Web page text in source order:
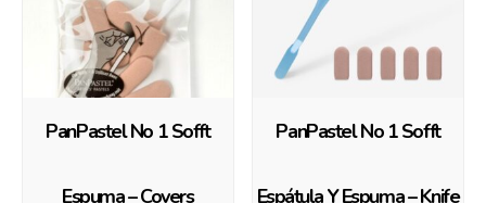
PanPastel No 1 Sofft
Espuma – Covers
PanPastel No 1 Sofft
Espátula Y Espuma – Knife